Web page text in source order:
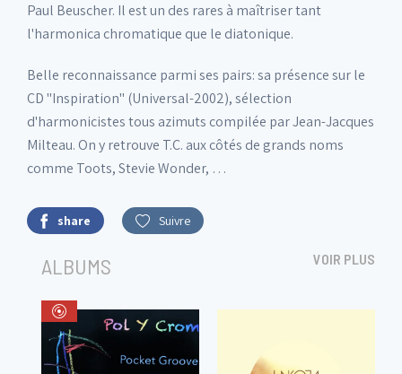
Paul Beuscher. Il est un des rares à maîtriser tant
l'harmonica chromatique que le diatonique.
Belle reconnaissance parmi ses pairs: sa présence sur le
CD "Inspiration" (Universal-2002), sélection
d'harmonicistes tous azimuts compilée par Jean-Jacques
Milteau. On y retrouve T.C. aux côtés de grands noms
comme Toots, Stevie Wonder, …
share Suivre
ALBUMS VOIR PLUS